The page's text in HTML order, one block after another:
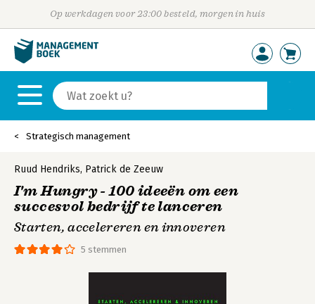
Op werkdagen voor 23:00 besteld, morgen in huis
Strategisch management
5 stemmen
Ruud Hendriks, Patrick de Zeeuw
I'm Hungry - 100 ideeën om een
succesvol bedrijf te lanceren
Starten, accelereren en innoveren